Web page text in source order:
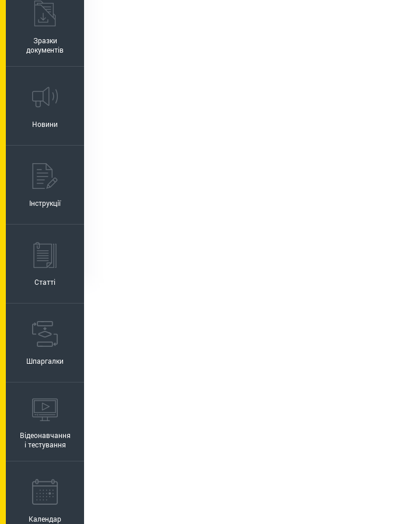
Зразки
документів
Новини
Інструкції
Статті
Шпаргалки
Відеонавчання
і тестування
Календар